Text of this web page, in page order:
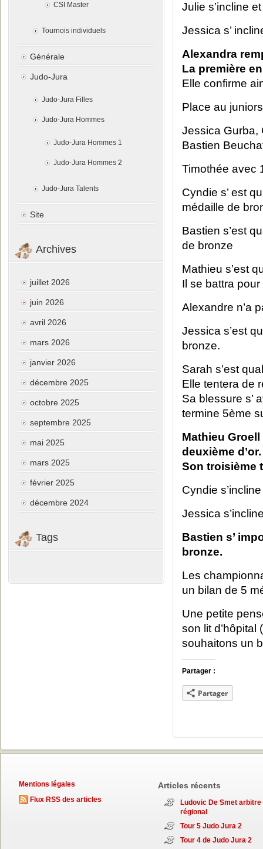
Julie s’incline
Jessica s’
Alexandra
La première
Elle confirme
Place au
Jessica Gurba,
Bastien
Timothée avec
Cyndie s’ est
médaille de
Bastien s’est
de bronze
Mathieu s’est
Il se battra pour
Alexandre n’a
Jessica s’est
bronze.
Sarah s’est
Elle tentera de
Sa blessure s’
termine 5ème
Mathieu
deuxième d’or.
Son troisième
Cyndie
Jessica
Bastien s’
bronze.
Les
un bilan de 5
Une petite
son lit d’hôpital
souhaitons un
Partager :
Partager
CSI Master
Tournois individuels
Générale
Judo-Jura
Judo-Jura Filles
Judo-Jura Hommes
Judo-Jura Hommes 1
Judo-Jura Hommes 2
Judo-Jura Talents
Site
Archives
juillet 2026
juin 2026
avril 2026
mars 2026
janvier 2026
décembre 2025
octobre 2025
septembre 2025
mai 2025
mars 2025
février 2025
décembre 2024
Tags
Mentions légales
Flux RSS des articles
Articles récents
Ludovic De Smet arbitre
régional
Tour 5 Judo Jura 2
Tour 4 de Judo Jura 2